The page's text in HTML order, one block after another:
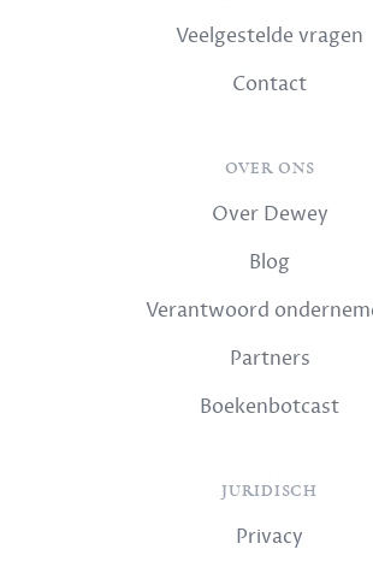
Veelgestelde vragen
Contact
OVER ONS
Over Dewey
Blog
Verantwoord
Partners
Boekenbotcast
JURIDISCH
Privacy